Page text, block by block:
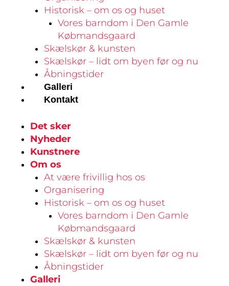
Historisk – om os og huset
Vores barndom i Den Gamle
Købmandsgaard
Skælskør & kunsten
Skælskør – lidt om byen før og nu
Åbningstider
Galleri
Kontakt
Det sker
Nyheder
Kunstnere
Om os
At være frivillig hos os
Organisering
Historisk – om os og huset
Vores barndom i Den Gamle
Købmandsgaard
Skælskør & kunsten
Skælskør – lidt om byen før og nu
Åbningstider
Galleri